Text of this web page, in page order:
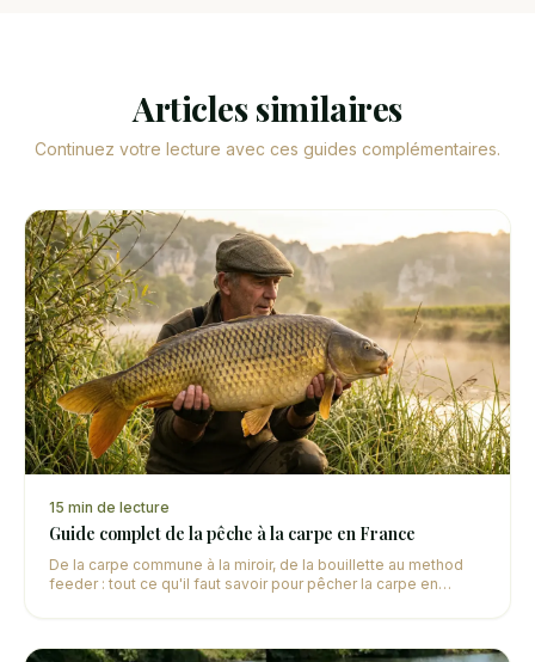
Articles similaires
Continuez votre lecture avec ces guides complémentaires.
15 min de lecture
Guide complet de la pêche à la carpe en France
De la carpe commune à la miroir, de la bouillette au method
feeder : tout ce qu'il faut savoir pour pêcher la carpe en